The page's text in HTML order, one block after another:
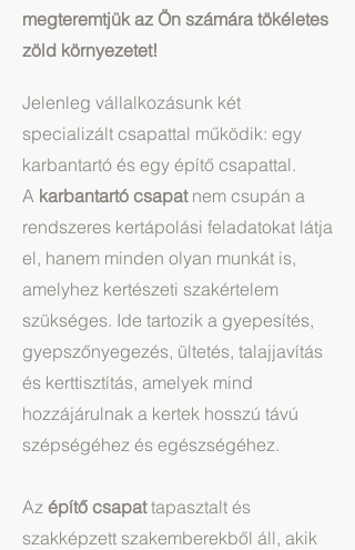
megteremtjük az Ön számára tökéletes
zöld környezetet!
Jelenleg vállalkozásunk két
specializált csapattal működik: egy
karbantartó és egy építő csapattal.
A karbantartó csapat nem csupán a
rendszeres kertápolási feladatokat látja
el, hanem minden olyan munkát is,
amelyhez kertészeti szakértelem
szükséges. Ide tartozik a gyepesítés,
gyepszőnyegezés, ültetés, talajjavítás
és kerttisztítás, amelyek mind
hozzájárulnak a kertek hosszú távú
szépségéhez és egészségéhez.
Az építő csapattapasztalt és
szakképzett szakemberekből áll, akik